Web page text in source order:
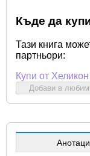
Къде да
Тази книга
партньори:
Купи от Хеликон
Добави в